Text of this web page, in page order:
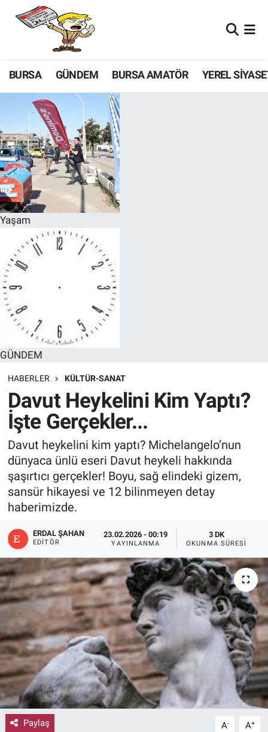
BURSA GÜNDEM BURSA AMATÖR YEREL
Yaşam
GÜNDEM
HABERLER KÜLTÜR-SANAT
Davut Heykelini Kim Yaptı?
İşte Gerçekler...
Davut heykelini kim yaptı? Michelangelo’nun
dünyaca ünlü eseri Davut heykeli hakkında
şaşırtıcı gerçekler! Boyu, sağ elindeki gizem,
sansür hikayesi ve 12 bilinmeyen detay
haberimizde.
ERDAL ŞAHAN
EDITÖR
23.02.2026 - 00:19
YAYINLANMA
3 DK
OKUNMA SÜRESI
Paylaş A- A+